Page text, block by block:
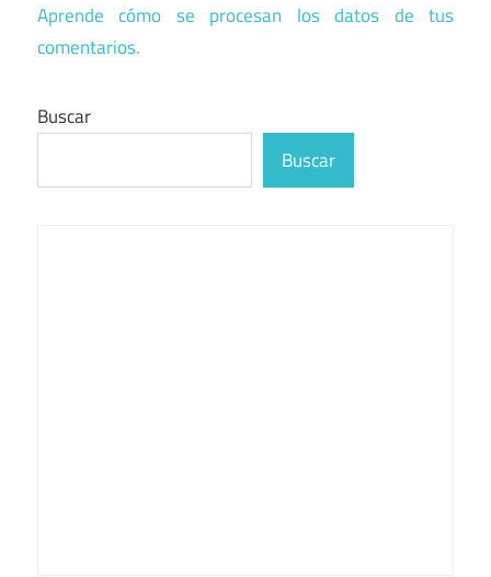
Aprende cómo se procesan los datos de tus
comentarios.
Buscar
Buscar